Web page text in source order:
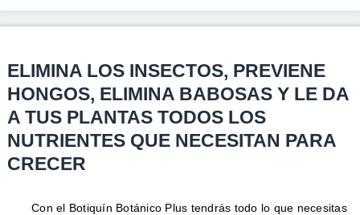
ELIMINA LOS INSECTOS, PREVIENE
HONGOS, ELIMINA BABOSAS Y LE DA
A TUS PLANTAS TODOS LOS
NUTRIENTES QUE NECESITAN PARA
CRECER
Con el Botiquín Botánico Plus tendrás todo lo que necesitas